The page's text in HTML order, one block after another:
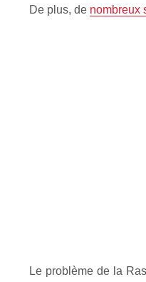
De plus, de nombreux
Le problème de la